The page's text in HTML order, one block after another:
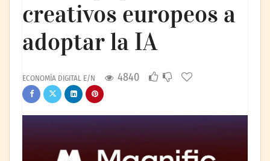
creativos europeos a
adoptar la IA
ECONOMÍA DIGITAL E/N 4840